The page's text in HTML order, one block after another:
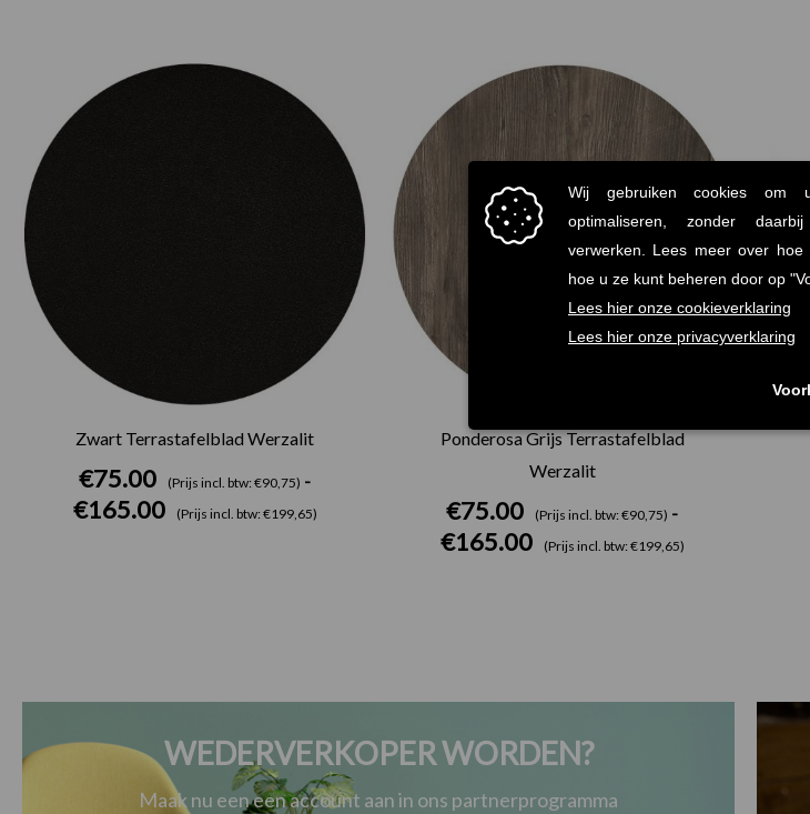
Zwart Terrastafelblad Werzalit
€75.00 (Prijs incl. btw: €90,75) -
€165.00 (Prijs incl. btw: €199,65)
tot
€165.00
Ponderosa Grijs Terrastafelblad
Werzalit
€75.00 (Prijs incl. btw: €90,75) -
€165.00 (Prijs incl. btw: €199,65)
€165.00
WEDERVERKOPER WORDEN?
Maak nu een een account aan in ons partnerprogramma